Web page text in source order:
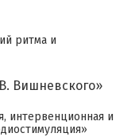
ритма и
Вишневского»
интервенционная и
×